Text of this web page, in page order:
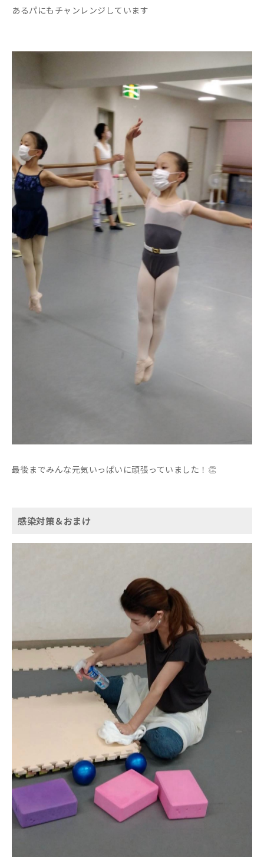
あるパにもチャンレンジしています
最後までみんな元気いっぱいに頑張っていました！👏
感染対策＆おまけ